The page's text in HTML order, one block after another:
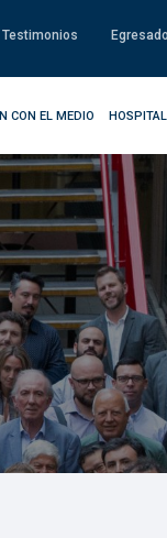
Testimonios
CON EL MEDIO